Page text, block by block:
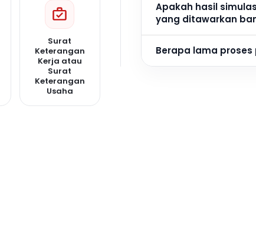
Surat
Keterangan
Kerja atau
Surat
Keterangan
Usaha
Apakah hasil
yang ditawarkan
Berapa lama proses